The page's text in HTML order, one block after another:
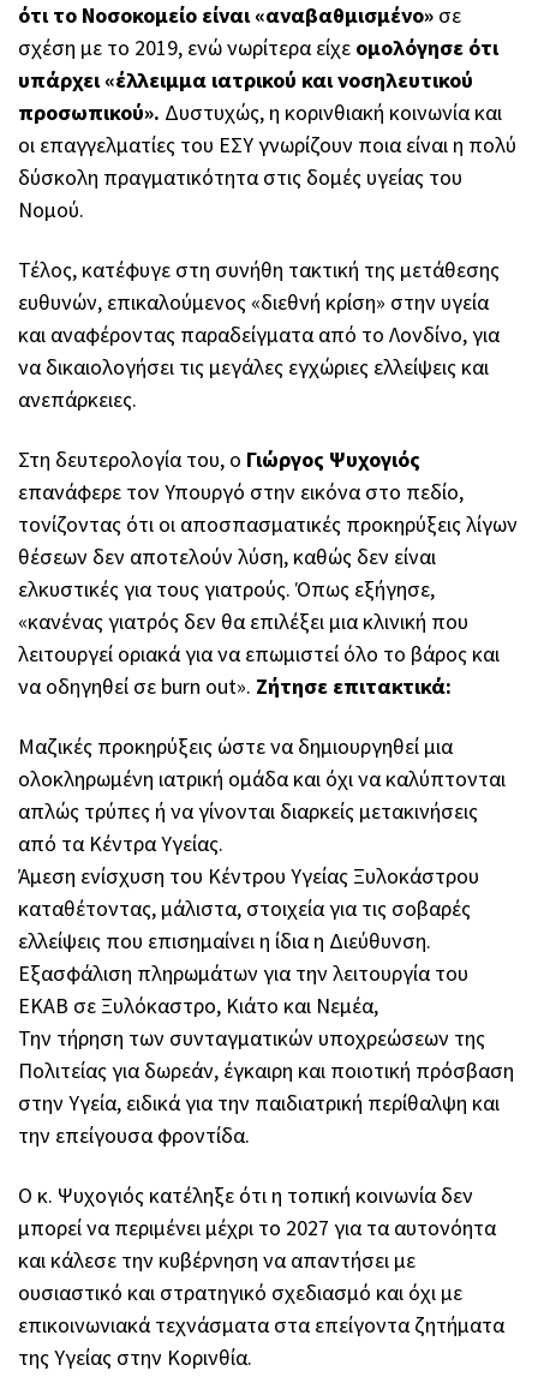
ότι το Νοσοκομείο είναι «αναβαθμισμένο» σε
σχέση με το 2019, ενώ νωρίτερα είχε ομολόγησε ότι
υπάρχει «έλλειμμα ιατρικού και νοσηλευτικού
προσωπικού». Δυστυχώς, η κορινθιακή κοινωνία και
οι επαγγελματίες του ΕΣΥ γνωρίζουν ποια είναι η πολύ
δύσκολη πραγματικότητα στις δομές υγείας του
Νομού.
Τέλος, κατέφυγε στη συνήθη τακτική της μετάθεσης
ευθυνών, επικαλούμενος «διεθνή κρίση» στην υγεία
και αναφέροντας παραδείγματα από το Λονδίνο, για
να δικαιολογήσει τις μεγάλες εγχώριες ελλείψεις και
ανεπάρκειες.
Στη δευτερολογία του, ο Γιώργος Ψυχογιός
επανάφερε τον Υπουργό στην εικόνα στο πεδίο,
τονίζοντας ότι οι αποσπασματικές προκηρύξεις λίγων
θέσεων δεν αποτελούν λύση, καθώς δεν είναι
ελκυστικές για τους γιατρούς. Όπως εξήγησε,
«κανένας γιατρός δεν θα επιλέξει μια κλινική που
λειτουργεί οριακά για να επωμιστεί όλο το βάρος και
να οδηγηθεί σε burn out». Ζήτησε επιτακτικά:
Μαζικές προκηρύξεις ώστε να δημιουργηθεί μια
ολοκληρωμένη ιατρική ομάδα και όχι να καλύπτονται
απλώς τρύπες ή να γίνονται διαρκείς μετακινήσεις
από τα Κέντρα Υγείας.
Άμεση ενίσχυση του Κέντρου Υγείας Ξυλοκάστρου
καταθέτοντας, μάλιστα, στοιχεία για τις σοβαρές
ελλείψεις που επισημαίνει η ίδια η Διεύθυνση.
Εξασφάλιση πληρωμάτων για την λειτουργία του
ΕΚΑΒ σε Ξυλόκαστρο, Κιάτο και Νεμέα,
Την τήρηση των συνταγματικών υποχρεώσεων της
Πολιτείας για δωρεάν, έγκαιρη και ποιοτική πρόσβαση
στην Υγεία, ειδικά για την παιδιατρική περίθαλψη και
την επείγουσα φροντίδα.
Ο κ. Ψυχογιός κατέληξε ότι η τοπική κοινωνία δεν
μπορεί να περιμένει μέχρι το 2027 για τα αυτονόητα
και κάλεσε την κυβέρνηση να απαντήσει με
ουσιαστικό και στρατηγικό σχεδιασμό και όχι με
επικοινωνιακά τεχνάσματα στα επείγοντα ζητήματα
της Υγείας στην Κορινθία.